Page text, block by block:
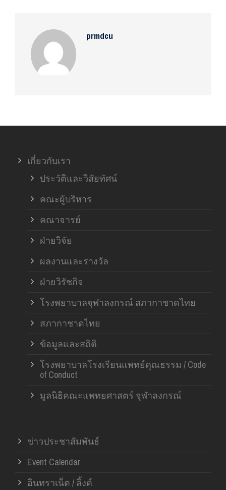
prmdcu
เกี่ยวกับเรา
ประวัติและวิสัยทัศน์
คณะผู้บริหาร
คณาจารย์
ฝ่ายวิจัย
ผลงานและรางวัล
ฝ่ายวิรัชกิจ
โรงพยาบาลจุฬาลงกรณ์ สภากาชาดไทย
สภากาชาดไทย
ข้อมูลและสถิติ
โรงพยาบาลโรงเรียนแพทย์คุณธรรม / Code
of Conduct
มูลนิธิคณะแพทยศาสตร์ จุฬาลงกรณ์
ข่าวประชาสัมพันธ์
Event Calendar
อินทราเน็ต / ลิ้งค์